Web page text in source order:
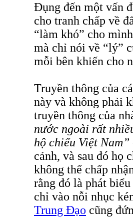
Đụng đến một vấn
cho tranh chấp về
“làm khó” cho
mà chỉ nói về “lý”
mỗi bên khiến cho
Truyền thông của
này và không phải
truyền thông của
nước ngoài rất
hộ chiếu Việt Nam”
cảnh, và sau đó họ
không thể chấp
rằng đó là phát
chỉ vào nỗi nhục
Trung Đạo cũng